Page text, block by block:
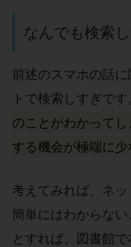
なんでも検索
前述のスマホの話
トで検索しすぎです
のことがわかって
する機会が極端に
考えてみれば、ネ
簡単にはわからな
とすれば、図書館